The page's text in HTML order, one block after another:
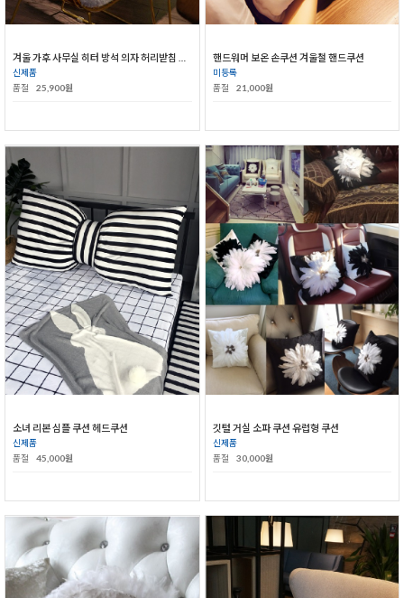
신제품
품절
25,900원
핸드워머 보온 손쿠션 겨울철 핸드쿠션
미등록
품절
21,000원
소녀 리본 심플 쿠션 헤드쿠션
신제품
품절
45,000원
깃털 거실 소파 쿠션 유럽형 쿠션
신제품
품절
30,000원